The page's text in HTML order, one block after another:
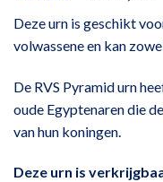
Deze urn is geschikt
volwassene en kan
De RVS Pyramid urn
oude Egyptenaren die
van hun koningen.
Deze urn is